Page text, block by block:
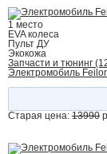
1 место
EVA колеса
Пульт ДУ
Экокожа
Запчасти и тюнинг
Электромобиль
Старая цена: 13990